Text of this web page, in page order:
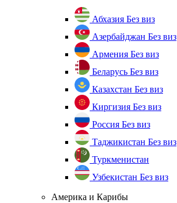
Абхазия Без виз
Азербайджан Без виз
Армения Без виз
Беларусь Без виз
Казахстан Без виз
Киргизия Без виз
Россия Без виз
Таджикистан Без виз
Туркменистан
Узбекистан Без виз
Америка и Карибы